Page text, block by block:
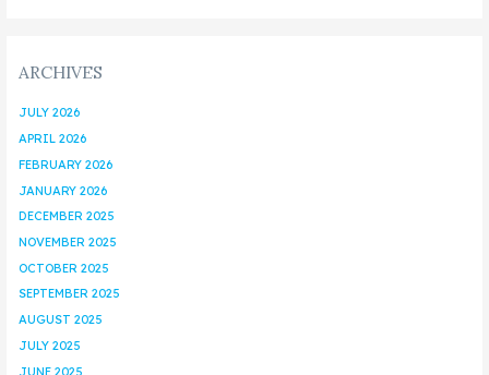
ARCHIVES
JULY 2026
APRIL 2026
FEBRUARY 2026
JANUARY 2026
DECEMBER 2025
NOVEMBER 2025
OCTOBER 2025
SEPTEMBER 2025
AUGUST 2025
JULY 2025
JUNE 2025